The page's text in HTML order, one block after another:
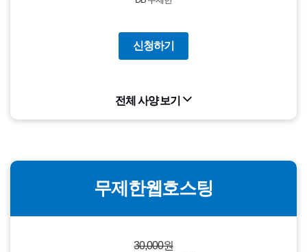
신청하기
전체 사양 보기
무제한웹호스팅
30,000원